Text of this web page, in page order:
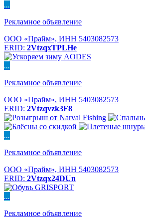
...
Рекламное объявление
ООО «Прайм», ИНН 5403082573
ERID: 2VtzqxTPLHe
...
Рекламное объявление
ООО «Прайм», ИНН 5403082573
ERID: 2Vtzqvzk3F8
...
Рекламное объявление
ООО «Прайм», ИНН 5403082573
ERID: 2Vtzqx24DUn
...
Рекламное объявление